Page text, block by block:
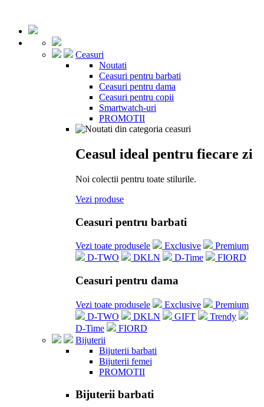
Ceasuri
Noutati
Ceasuri pentru barbati
Ceasuri pentru dama
Ceasuri pentru copii
Smartwatch-uri
PROMOTII
Ceasul ideal pentru fiecare zi
Noi colectii pentru toate stilurile.
Vezi produse
Ceasuri pentru barbati
Vezi toate produsele Exclusive
Premium
D-TWO
DKLN D-Time FIORD
Ceasuri pentru dama
Vezi toate produsele Exclusive
Premium
D-TWO
DKLN GIFT
Trendy
D-Time
FIORD
Bijuterii
Bijuterii barbati
Bijuterii femei
PROMOTII
Bijuterii barbati